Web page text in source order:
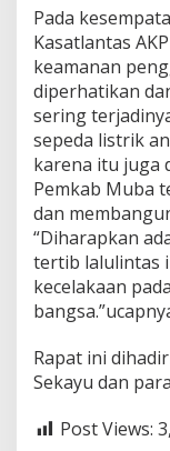
Pada
Kasatlantas
keamanan
diperhatikan
sering
sepeda listrik
karena itu juga
Pemkab Muba
dan
“Diharapkan
tertib lalulintas
kecelakaan
Rapat ini
Sekayu dan
Post Views: